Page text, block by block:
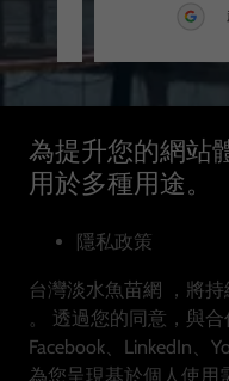
台
新北市鶯
為提升您的網站
用於多種用途。
隱私政策
台灣淡水魚苗網 ，將
。 透過您的同意，與合
Facebook、LinkedIn、
為您呈現基於個人使用